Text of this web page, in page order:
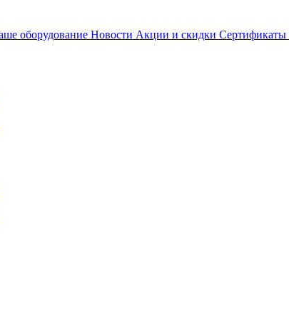
оборудование Новости Акции и скидки Сертификаты